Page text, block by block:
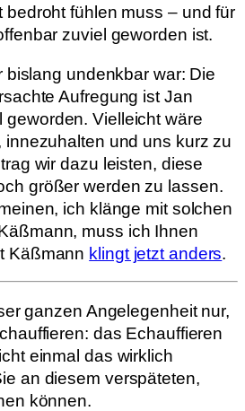
bedroht fühlen muss – und für
zuviel geworden ist.
bislang undenkbar war: Die
Aufregung ist Jan
geworden. Vielleicht wäre
und uns kurz zu
wir dazu leisten, diese
größer werden zu lassen.
ich klänge mit solchen
muss ich Ihnen
Käßmann klingt jetzt anders.
ganzen Angelegenheit nur,
das Echauffieren
einmal das wirklich
an diesem verspäteten,
können.